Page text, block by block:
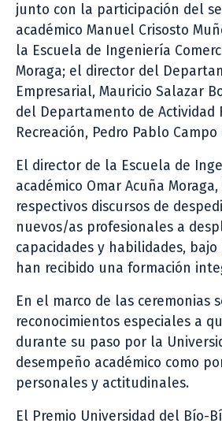
junto con la participación del
académico Manuel Crisosto
la Escuela de Ingeniería
Moraga; el director del
Empresarial, Mauricio Salazar
del Departamento de Actividad
Recreación, Pedro Pablo
El director de la Escuela de
académico Omar Acuña
respectivos discursos de
nuevos/as profesionales a
capacidades y habilidades,
han recibido una formación
En el marco de las ceremonias
reconocimientos especiales a
durante su paso por la
desempeño académico como
personales y actitudinales.
El Premio Universidad del Bío-